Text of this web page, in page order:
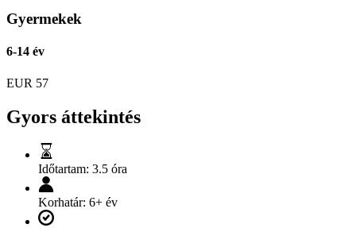
Gyermekek
6-14 év
EUR 57
Gyors áttekintés
Időtartam: 3.5 óra
Korhatár: 6+ év